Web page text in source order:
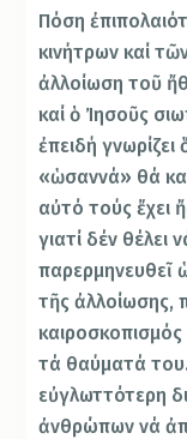
Πόση
κινήτρων καί
ἀλλοίωση τοῦ
καί ὁ Ἰησοῦς
ἐπειδή γνωρίζει
«ὡσαννά» θά
αὐτό τούς ἔχει
γιατί δέν θέλει
παρερμηνευθεῖ
τῆς ἀλλοίωσης,
τά θαύματά του.
εὐγλωττότερη
ἀνθρώπων νά